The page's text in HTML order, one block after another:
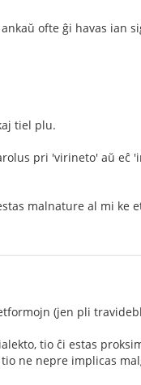
ofte ĝi havas ian
tiel plu.
pri 'virineto' aŭ
malnature al mi ke
(jen pli
tio ĉi estas
ne nepre implicas